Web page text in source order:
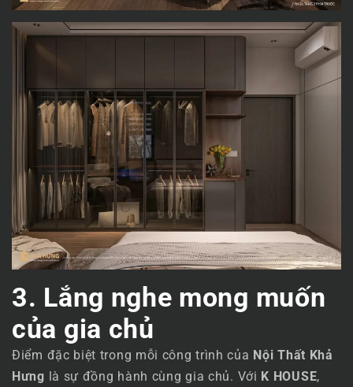
3. Lắng nghe mong muốn
của gia chủ
Điểm đặc biệt trong mỗi công trình của Nội Thất Khả
Hưng là sự đồng hành cùng gia chủ. Với K HOUSE,